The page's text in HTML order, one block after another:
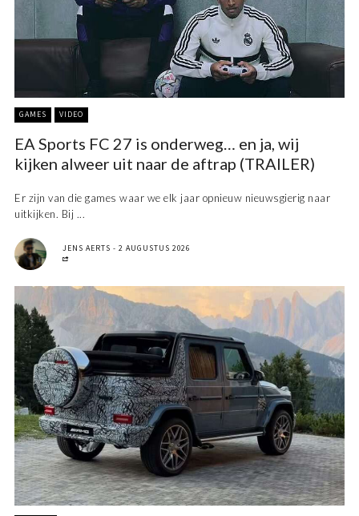
GAMES VIDEO
EA Sports FC 27 is onderweg… en ja, wij
kijken alweer uit naar de aftrap (TRAILER)
Er zijn van die games waar we elk jaar opnieuw nieuwsgierig naar
uitkijken. Bij ...
JENS AERTS 2 AUGUSTUS 2026